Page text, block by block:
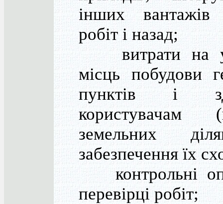
інших
робіт і назад;
витрати на
місць побудови
пунктів і
користувачам
земельних
забезпечення їх
контрольні
перевірці робіт;